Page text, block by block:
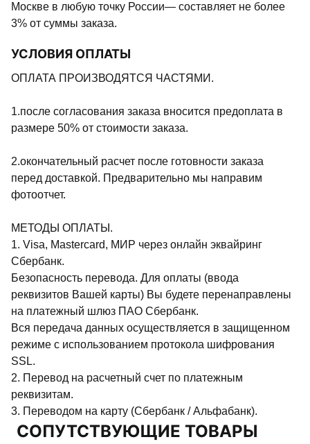
Москве в любую точку России— составляет не более
3% от суммы заказа.
УСЛОВИЯ ОПЛАТЫ
ОПЛАТА ПРОИЗВОДЯТСЯ ЧАСТЯМИ.
1.после согласования заказа вносится предоплата в
размере 50% от стоимости заказа.
2.окончательный расчет после готовности заказа
перед доставкой. Предварительно мы направим
фотоотчет.
МЕТОДЫ ОПЛАТЫ.
1. Visa, Mastercard, МИР через онлайн эквайринг
Сбербанк.
Безопасность перевода. Для оплаты (ввода
реквизитов Вашей карты) Вы будете перенаправлены
на платежный шлюз ПАО Сбербанк.
Вся передача данных осуществляется в защищенном
режиме с использованием протокола шифрования
SSL.
2. Перевод на расчетный счет по платежным
реквизитам.
3. Переводом на карту (Сбербанк / Альфабанк).
СОПУТСТВУЮЩИЕ ТОВАРЫ